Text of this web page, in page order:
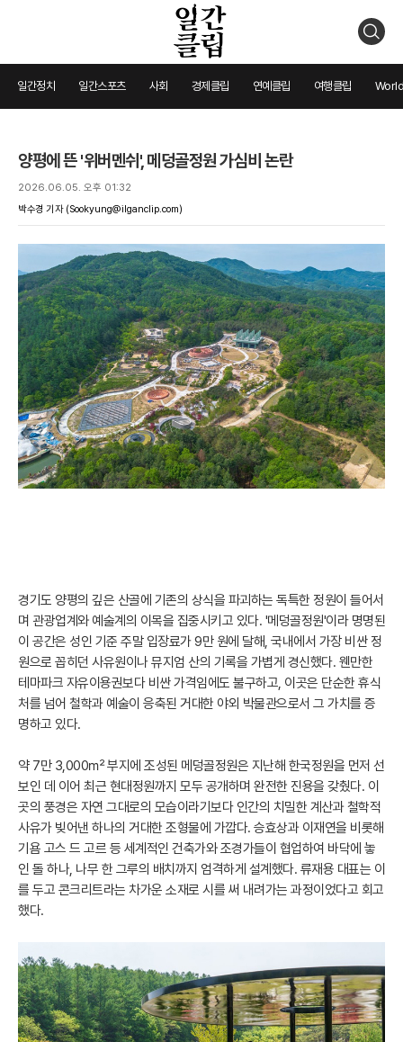
검
일간정치 일간스포츠 사회 경제클립 연예클립 여행클립
양평에 뜬 '위버멘쉬', 메덩골정원 가심비 논란
2026.06.05. 오후 01:32
박수경 기자 (Sookyung@ilganclip.com)
경기도 양평의 깊은 산골에 기존의 상식을 파괴하는 독특한 정원이 들어서
며 관광업계와 예술계의 이목을 집중시키고 있다. '메덩골정원'이라 명명된
이 공간은 성인 기준 주말 입장료가 9만 원에 달해, 국내에서 가장 비싼 정
원으로 꼽히던 사유원이나 뮤지엄 산의 기록을 가볍게 경신했다. 웬만한
테마파크 자유이용권보다 비싼 가격임에도 불구하고, 이곳은 단순한 휴식
처를 넘어 철학과 예술이 응축된 거대한 야외 박물관으로서 그 가치를 증
명하고 있다.
약 7만 3,000㎡ 부지에 조성된 메덩골정원은 지난해 한국정원을 먼저 선
보인 데 이어 최근 현대정원까지 모두 공개하며 완전한 진용을 갖췄다. 이
곳의 풍경은 자연 그대로의 모습이라기보다 인간의 치밀한 계산과 철학적
사유가 빚어낸 하나의 거대한 조형물에 가깝다. 승효상과 이재연을 비롯해
기욤 고스 드 고르 등 세계적인 건축가와 조경가들이 협업하여 바닥에 놓
인 돌 하나, 나무 한 그루의 배치까지 엄격하게 설계했다. 류재용 대표는 이
를 두고 콘크리트라는 차가운 소재로 시를 써 내려가는 과정이었다고 회고
했다.